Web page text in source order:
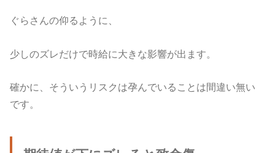
ぐらさんの仰るように、
少しのズレだけで時給に大きな影響が出ます。
確かに、そういうリスクは孕んでいることは間違い無い
です。